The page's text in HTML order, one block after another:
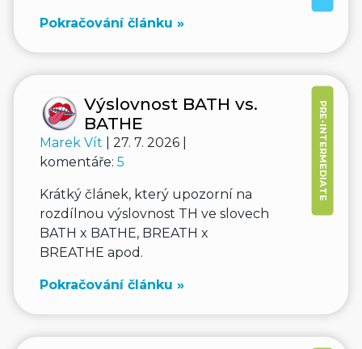
Pokračování článku »
PRE-INTERMEDIATE
Výslovnost BATH vs.
BATHE
Marek Vít
| 27. 7. 2026 |
komentáře: 5
Krátký článek, který upozorní na
rozdílnou výslovnost TH ve slovech
BATH x BATHE, BREATH x
BREATHE apod.
Pokračování článku »